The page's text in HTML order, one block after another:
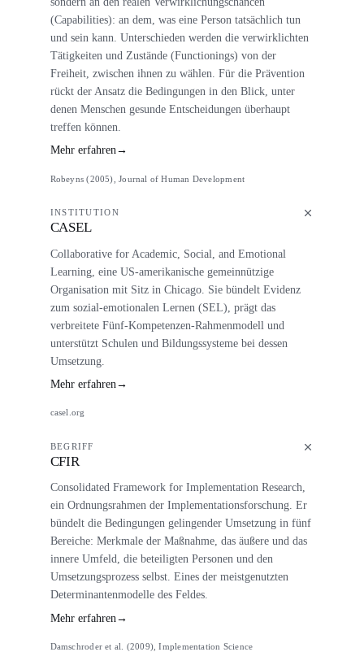
(Capabilities): an dem, was eine Person tatsächlich tun
und sein kann. Unterschieden werden die verwirklichten
Tätigkeiten und Zustände (Functionings) von der
Freiheit, zwischen ihnen zu wählen. Für die Prävention
rückt der Ansatz die Bedingungen in den Blick, unter
denen Menschen gesunde Entscheidungen überhaupt
treffen können.
Mehr erfahren→
Robeyns (2005), Journal of Human Development
INSTITUTION
CASEL
Collaborative for Academic, Social, and Emotional
Learning, eine US-amerikanische gemeinnützige
Organisation mit Sitz in Chicago. Sie bündelt Evidenz
zum sozial-emotionalen Lernen (SEL), prägt das
verbreitete Fünf-Kompetenzen-Rahmenmodell und
unterstützt Schulen und Bildungssysteme bei dessen
Umsetzung.
Mehr erfahren→
casel.org
BEGRIFF
CFIR
Consolidated Framework for Implementation Research,
ein Ordnungsrahmen der Implementationsforschung. Er
bündelt die Bedingungen gelingender Umsetzung in fünf
Bereiche: Merkmale der Maßnahme, das äußere und das
innere Umfeld, die beteiligten Personen und den
Umsetzungsprozess selbst. Eines der meistgenutzten
Determinantenmodelle des Feldes.
Mehr erfahren →
Damschroder et al. (2009), Implementation Science